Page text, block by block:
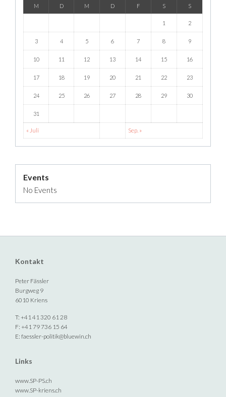
M D M D F S S
1 2
3 4 5 6 7 8 9
10 11 12 13 14 15 16
17 18 19 20 21 22 23
24 25 26 27 28 29 30
31
« Juli Sep. »
Events
No Events
Kontakt
Peter Fässler
Burgweg 9
6010 Kriens
T: +41 41 320 61 28
F: +41 79 736 15 64
E: faessler-politik@bluewin.ch
Links
www.SP-PS.ch
www.SP-kriens.ch